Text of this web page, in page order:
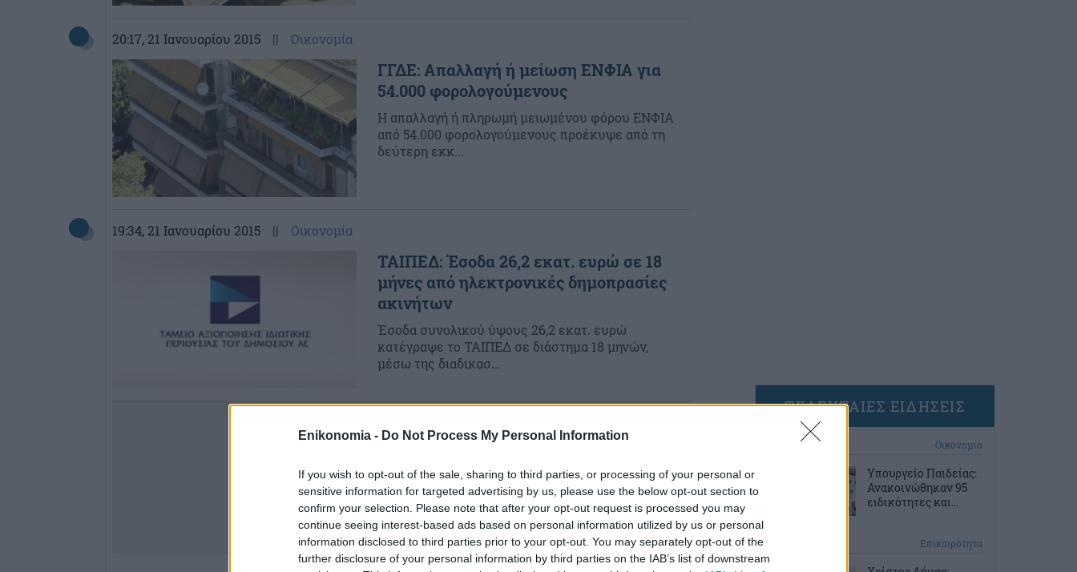
Enikonomia - Do Not Process My Personal Information
If you wish to opt-out of the sale, sharing to third parties, or processing of your personal or
sensitive information for targeted advertising by us, please use the below opt-out section to
confirm your selection. Please note that after your opt-out request is processed you may
continue seeing interest-based ads based on personal information utilized by us or personal
information disclosed to third parties prior to your opt-out. You may separately opt-out of the
further disclosure of your personal information by third parties on the IAB’s list of downstream
20:17, 21 Ιανουαρίου 2015 || Οικονομία
ΓΓΔΕ: Απαλλαγή ή μείωση ΕΝΦΙΑ για
54.000 φορολογούμενους
Η απαλλαγή ή πληρωμή μειωμένου φόρου ΕΝΦΙΑ
από 54.000 φορολογούμενους προέκυψε από τη
δεύτερη εκκ...
19:34, 21 Ιανουαρίου 2015 || Οικονομία
ΤΑΙΠΕΔ: Έσοδα 26,2 εκατ. ευρώ σε 18
μήνες από ηλεκτρονικές δημοπρασίες
ακινήτων
Έσοδα συνολικού ύψους 26,2 εκατ. ευρώ
κατέγραψε το ΤΑΙΠΕΔ σε διάστημα 18 μηνών,
μέσω της διαδικασ...
ΤΕΛΕΥΤΑΙΕΣ ΕΙΔΗΣΕΙΣ
8 ώρες πριν Οικονομία
Υπουργείο Παιδείας:
Ανακοινώθηκαν 95
ειδικότητες και...
Επικαιρότητα